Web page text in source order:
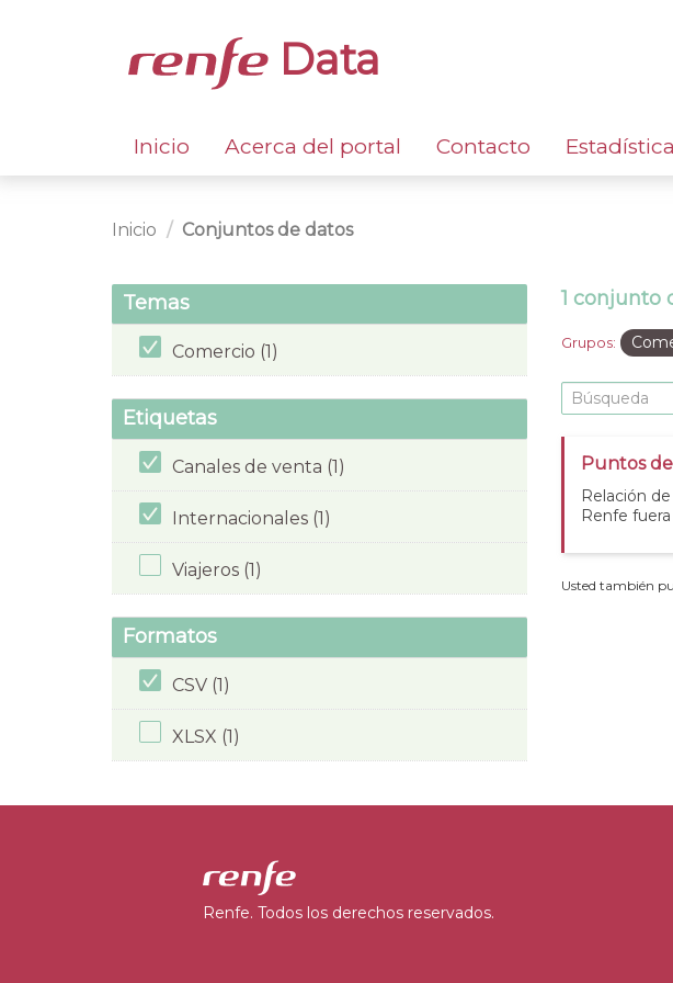
Data
Inicio Acerca del portal Contacto
Inicio Conjuntos de datos
Temas
Comercio (1)
Etiquetas
Canales de venta (1)
Internacionales (1)
Viajeros (1)
Formatos
CSV (1)
XLSX (1)
1 conjunto
Grupos:
Puntos
Relación
Renfe
Usted también
Renfe. Todos los derechos reservados.